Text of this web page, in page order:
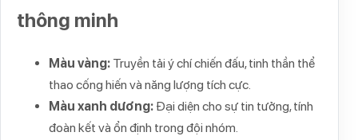
thông minh
Màu vàng: Truyền tải ý chí chiến đấu, tinh thần thể
thao cống hiến và năng lượng tích cực.
Màu xanh dương: Đại diện cho sự tin tưởng, tính
đoàn kết và ổn định trong đội nhóm.